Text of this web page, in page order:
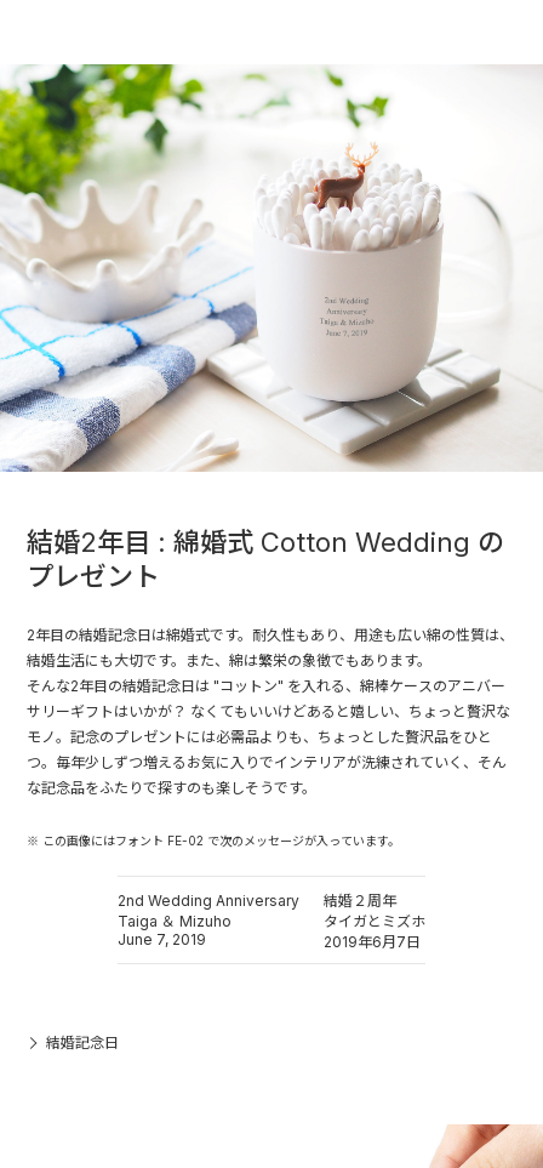
結婚2年目 : 綿婚式 Cotton Wedding の
プレゼント
2年目の結婚記念日は綿婚式です。耐久性もあり、用途も広い綿の性質は、
結婚生活にも大切です。また、綿は繁栄の象徴でもあります。
そんな2年目の結婚記念日は "コットン" を入れる、綿棒ケースのアニバー
サリーギフトはいかが？ なくてもいいけどあると嬉しい、ちょっと贅沢な
モノ。記念のプレゼントには必需品よりも、ちょっとした贅沢品をひと
つ。毎年少しずつ増えるお気に入りでインテリアが洗練されていく、そん
な記念品をふたりで探すのも楽しそうです。
※ この画像にはフォント FE-02 で次のメッセージが入っています。
2nd Wedding Anniversary
Taiga ＆ Mizuho
June 7, 2019
結婚２周年
タイガとミズホ
2019年6月7日
結婚記念日